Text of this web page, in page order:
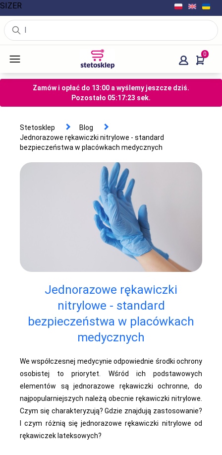
0
Zamów i opłać do 13:00 a wyślemy jeszcze dziś.
Pozostało 05:17:23 sek.
Stetosklep
Blog
Jednorazowe rękawiczki nitrylowe - standard
bezpieczeństwa w placówkach medycznych
Jednorazowe rękawiczki
nitrylowe - standard
bezpieczeństwa w placówkach
medycznych
We współczesnej medycynie odpowiednie środki ochrony
osobistej to priorytet. Wśród ich podstawowych
elementów są jednorazowe rękawiczki ochronne, do
najpopularniejszych należą obecnie rękawiczki nitrylowe.
Czym się charakteryzują? Gdzie znajdują zastosowanie?
I czym różnią się jednorazowe rękawiczki nitrylowe od
rękawiczek lateksowych?
SIZER